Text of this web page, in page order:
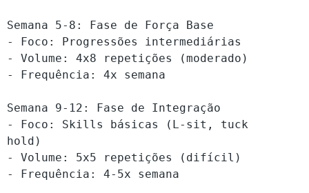
Semana 5-8: Fase de Força Base
- Foco: Progressões intermediárias
- Volume: 4x8 repetições (moderado)
- Frequência: 4x semana
Semana 9-12: Fase de Integração
- Foco: Skills básicas (L-sit, tuck
hold)
- Volume: 5x5 repetições (difícil)
- Frequência: 4-5x semana